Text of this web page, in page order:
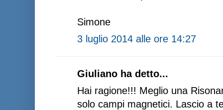
Simone
3 luglio 2014 alle ore 14:27
Giuliano ha detto...
Hai ragione!!! Meglio una
solo campi magnetici. Lascio a